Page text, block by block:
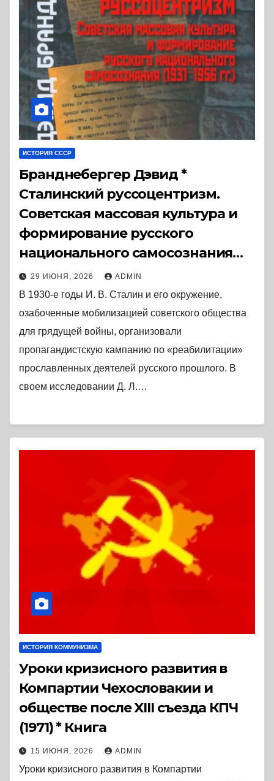
ИСТОРИЯ СССР
Бранднебергер Дэвид *
Сталинский руссоцентризм.
Советская массовая культура и
формирование русского
национального самосознания
(1931-1956 гг.) (2017) * Книга
29 ИЮНЯ, 2026 ADMIN
В 1930-е годы И. В. Сталин и его окружение,
озабоченные мобилизацией советского общества
для грядущей войны, организовали
пропагандистскую кампанию по «реабилитации»
прославленных деятелей русского прошлого. В
своем исследовании Д. Л.…
ИСТОРИЯ КОММУНИЗМА
Уроки кризисного развития в
Компартии Чехословакии и
обществе после XIII съезда КПЧ
(1971) * Книга
15 ИЮНЯ, 2026 ADMIN
Уроки кризисного развития в Компартии